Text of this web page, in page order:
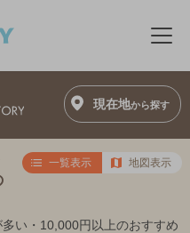
メ
現在地から探す
一覧表示 地図表示
い・10,000円以上のおすすめ